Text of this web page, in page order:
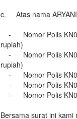
c. Atas nama ARYANI
- Nomor Polis
rupiah)
- Nomor Polis
rupiah)
- Nomor Polis
- Nomor Polis
- Nomor Polis
Bersama surat ini